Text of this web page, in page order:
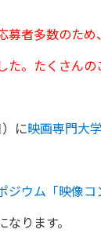
募者多数のため
た。たくさんの
に映画専門大
ジウム「映像コ
なります。